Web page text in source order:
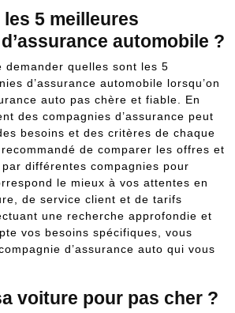
5 meilleures
automobile ?
demander quelles sont les 5
d’assurance automobile lorsqu’on
auto pas chère et fiable. En
des compagnies d’assurance peut
besoins et des critères de chaque
de comparer les offres et
différentes compagnies pour
le mieux à vos attentes en
de service client et de tarifs
une recherche approfondie et
vos besoins spécifiques, vous
d’assurance auto qui vous
voiture pour pas cher ?